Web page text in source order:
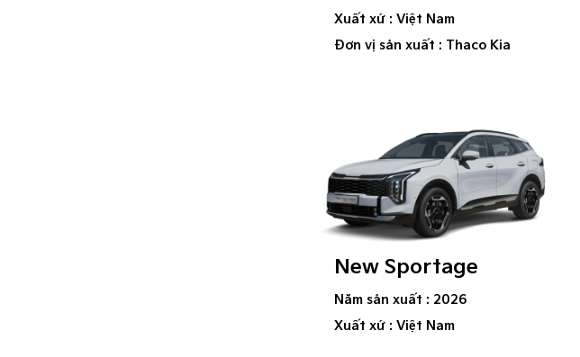
Xuất xứ : Việt Nam
Đơn vị sản xuất : Thaco Kia
New Sportage
Năm sản xuất : 2026
Xuất xứ : Việt Nam